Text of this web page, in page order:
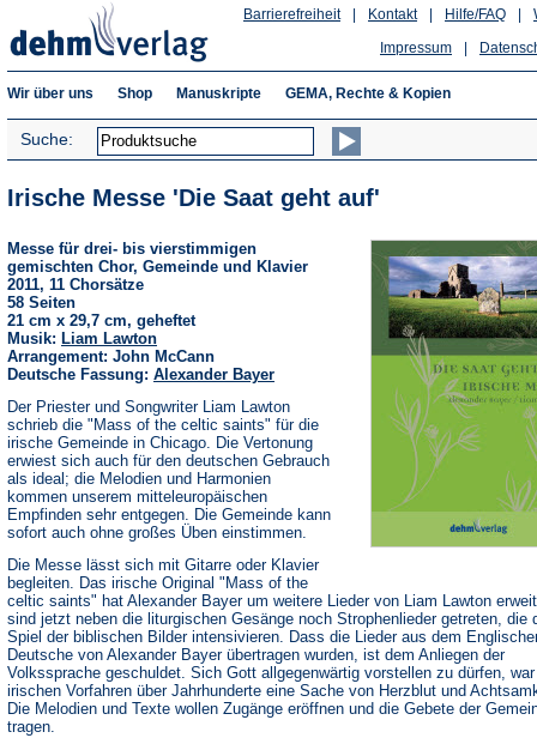
Hilfe/FAQ
Kontakt
Barrierefreiheit
Impressum
Wir über uns Shop Manuskripte GEMA, Rechte & Kopien
Suche:
Irische Messe 'Die Saat geht auf'
Messe für drei- bis vierstimmigen
gemischten Chor, Gemeinde und Klavier
2011, 11 Chorsätze
58 Seiten
21 cm x 29,7 cm, geheftet
Musik: Liam Lawton
Arrangement: John McCann
Deutsche Fassung: Alexander Bayer
Der Priester und Songwriter Liam Lawton
schrieb die "Mass of the celtic saints" für die
irische Gemeinde in Chicago. Die Vertonung
erwiest sich auch für den deutschen Gebrauch
als ideal; die Melodien und Harmonien
kommen unserem mitteleuropäischen
Empfinden sehr entgegen. Die Gemeinde kann
sofort auch ohne großes Üben einstimmen.
Die Messe lässt sich mit Gitarre oder Klavier
begleiten. Das irische Original "Mass of the
celtic saints" hat Alexander Bayer um weitere Lieder von Liam Lawton
sind jetzt neben die liturgischen Gesänge noch Strophenlieder getreten, die
Spiel der biblischen Bilder intensivieren. Dass die Lieder aus dem
Deutsche von Alexander Bayer übertragen wurden, ist dem Anliegen der
Volkssprache geschuldet. Sich Gott allgegenwärtig vorstellen zu dürfen,
irischen Vorfahren über Jahrhunderte eine Sache von Herzblut und
Die Melodien und Texte wollen Zugänge eröffnen und die Gebete der
tragen.